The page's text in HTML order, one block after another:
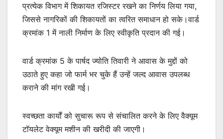
प्रत्येक विभाग में शिकायत रजिस्टर रखने का निर्णय लिया गया,
जिससे नागरिकों की शिकायतों का त्वरित समाधान हो सके।वार्ड
क्रमांक 1 में नाली निर्माण के लिए स्वीकृति प्रदान की गई।
वार्ड क्रमांक 5 के पार्षद ज्योति तिवारी ने आवास के मुद्दों को
उठाते हुए कहा जो फार्म भर चुके हैं उन्हें जल्द आवास उपलब्ध
कराने की मांग रखी गई।
स्वच्छता कार्यों को सुचारू रूप से संचालित करने के लिए वैक्यूम
टॉयलेट वेक्यूम मशीन की खरीदी की जाएगी।